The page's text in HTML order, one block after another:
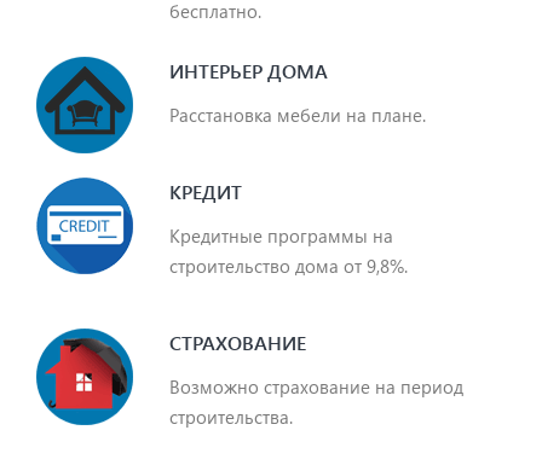
бесплатно.
ИНТЕРЬЕР ДОМА
Расстановка мебели на плане.
КРЕДИТ
Кредитные программы на
строительство дома от 9,8%.
СТРАХОВАНИЕ
Возможно страхование на период
строительства.